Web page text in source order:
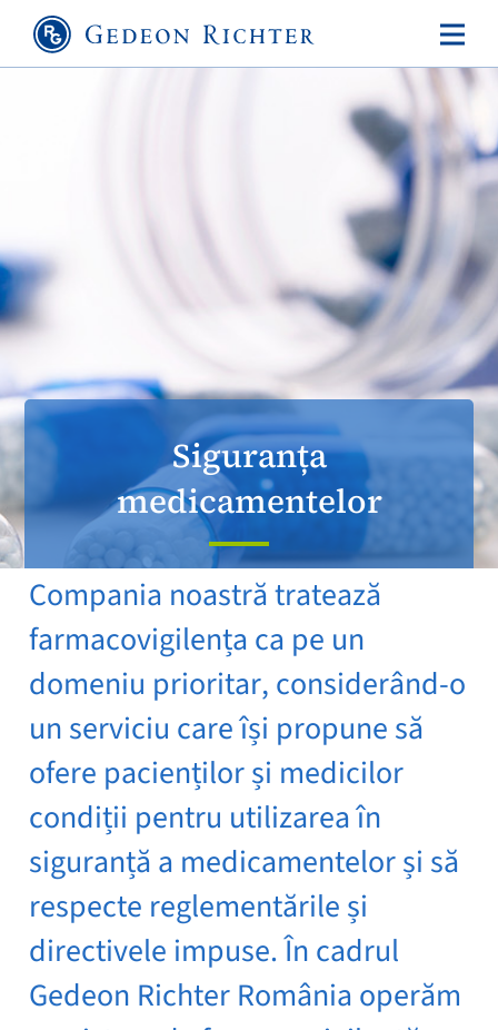
Siguranța
medicamentelor
Compania noastră tratează
farmacovigilența ca pe un
domeniu prioritar, considerând-o
un serviciu care își propune să
ofere pacienților și medicilor
condiții pentru utilizarea în
siguranță a medicamentelor și să
respecte reglementările și
directivele impuse. În cadrul
Gedeon Richter România operăm